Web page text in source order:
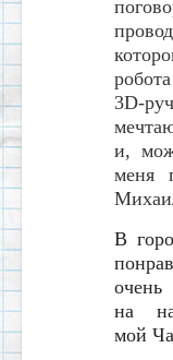
3D-
и,
меня
В
на
мой